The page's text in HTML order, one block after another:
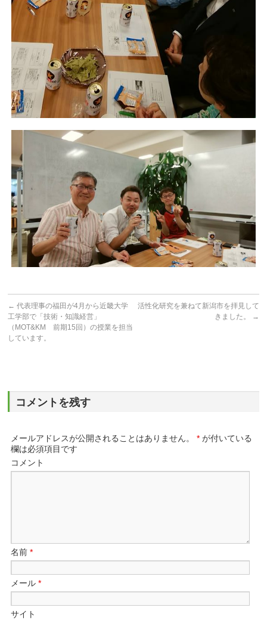
← 代表理事の福田が4月から近畿大学
工学部で「技術・知識経営」
（MOT&KM 前期15回）の授業を担当
しています。
活性化研究を兼ねて新潟市を拝見して
きました。
→
コメントを残す
メールアドレスが公開されることはありません。 * が付いている
欄は必須項目です
コメント
名前*
メール*
サイト